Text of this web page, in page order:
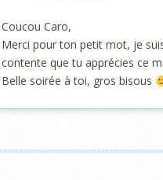
Coucou Caro,
Merci pour ton petit mot, je
contente que tu apprécies ce
Belle soirée à toi, gros bisous